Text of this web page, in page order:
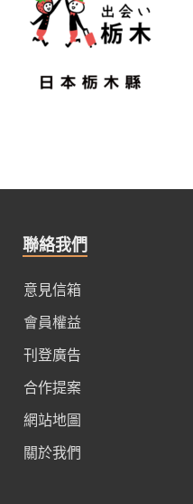
聯絡我們
意見信箱
會員權益
刊登廣告
合作提案
網站地圖
關於我們